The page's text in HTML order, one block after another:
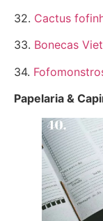
32. Cactus
33. Bonecas
34.
Papelaria &